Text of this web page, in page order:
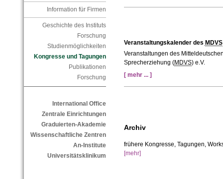
Information für Firmen
Geschichte des Instituts
Forschung
Studienmöglichkeiten
Kongresse und Tagungen
Publikationen
Forschung
International Office
Zentrale Einrichtungen
Graduierten-Akademie
Wissenschaftliche Zentren
An-Institute
Universitätsklinikum
Veranstaltungskalender des MDVS
Veranstaltungen des
Sprecherziehung (MDVS) e.V.
[ mehr ... ]
Archiv
frühere Kongresse, Tagungen,
[mehr]